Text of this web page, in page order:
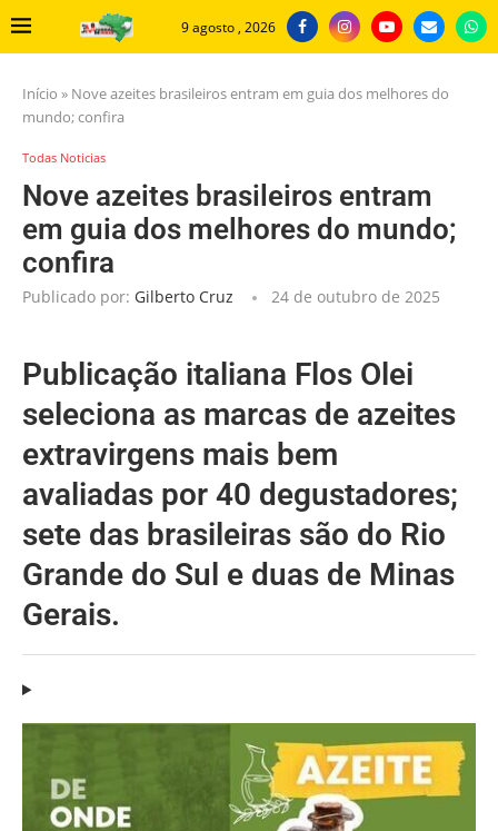
9 agosto , 2026
Início » Nove azeites brasileiros entram em guia dos melhores do
mundo; confira
Todas Noticias
Nove azeites brasileiros entram
em guia dos melhores do mundo;
confira
Publicado por: Gilberto Cruz 24 de outubro de 2025
Publicação italiana Flos Olei
seleciona as marcas de azeites
extravirgens mais bem
avaliadas por 40 degustadores;
sete das brasileiras são do Rio
Grande do Sul e duas de Minas
Gerais.